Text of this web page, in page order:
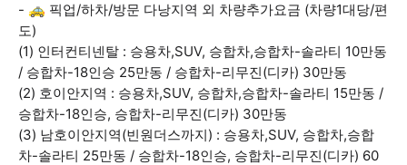
- 🚕 픽업/하차/방문 다낭지역 외 차량추가요금 (차량1대당/편
도)
(1) 인터컨티넨탈 : 승용차,SUV, 승합차,승합차-솔라티 10만동
/ 승합차-18인승 25만동 / 승합차-리무진(디카) 30만동
(2) 호이안지역 : 승용차,SUV, 승합차,승합차-솔라티 15만동 /
승합차-18인승, 승합차-리무진(디카) 30만동
(3) 남호이안지역(빈원더스까지) : 승용차,SUV, 승합차,승합
차-솔라티 25만동 / 승합차-18인승, 승합차-리무진(디카) 60